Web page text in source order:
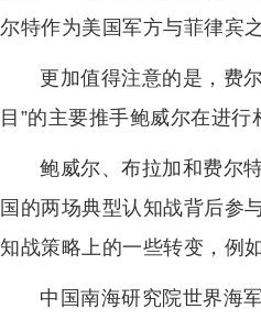
尔特作为美国军方与菲律宾
更加值得注意的是，费
目”的主要推手鲍威尔在进
鲍威尔、布拉加和费尔
国的两场典型认知战背后参
知战策略上的一些转变，例
中国南海研究院世界海